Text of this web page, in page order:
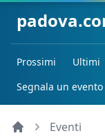
Prossimi
Ultimi
Segnala un evento
Eventi